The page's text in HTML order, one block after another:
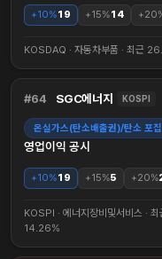
+10%19 +15%14
KOSDAQ · 자동차부품 · 최근
64 SGC에너지 KOSPI
온실가스(탄소배출권)/탄소 포
영업이익 공시
+10%19 +15%5 +20%
KOSPI · 에너지장비및서비스 ·
14.26%